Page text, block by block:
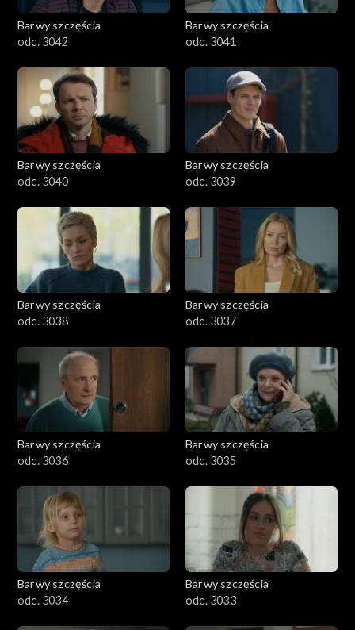
Barwy szczęścia
odc. 3042
Barwy szczęścia
odc. 3041
Barwy szczęścia
odc. 3040
Barwy szczęścia
odc. 3039
Barwy szczęścia
odc. 3038
Barwy szczęścia
odc. 3037
Barwy szczęścia
odc. 3036
Barwy szczęścia
odc. 3035
Barwy szczęścia
odc. 3034
Barwy szczęścia
odc. 3033